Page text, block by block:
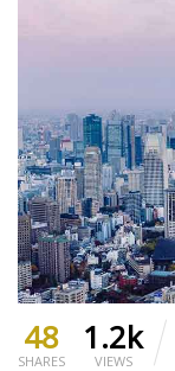
48
SHARES
1.2k
VIEWS